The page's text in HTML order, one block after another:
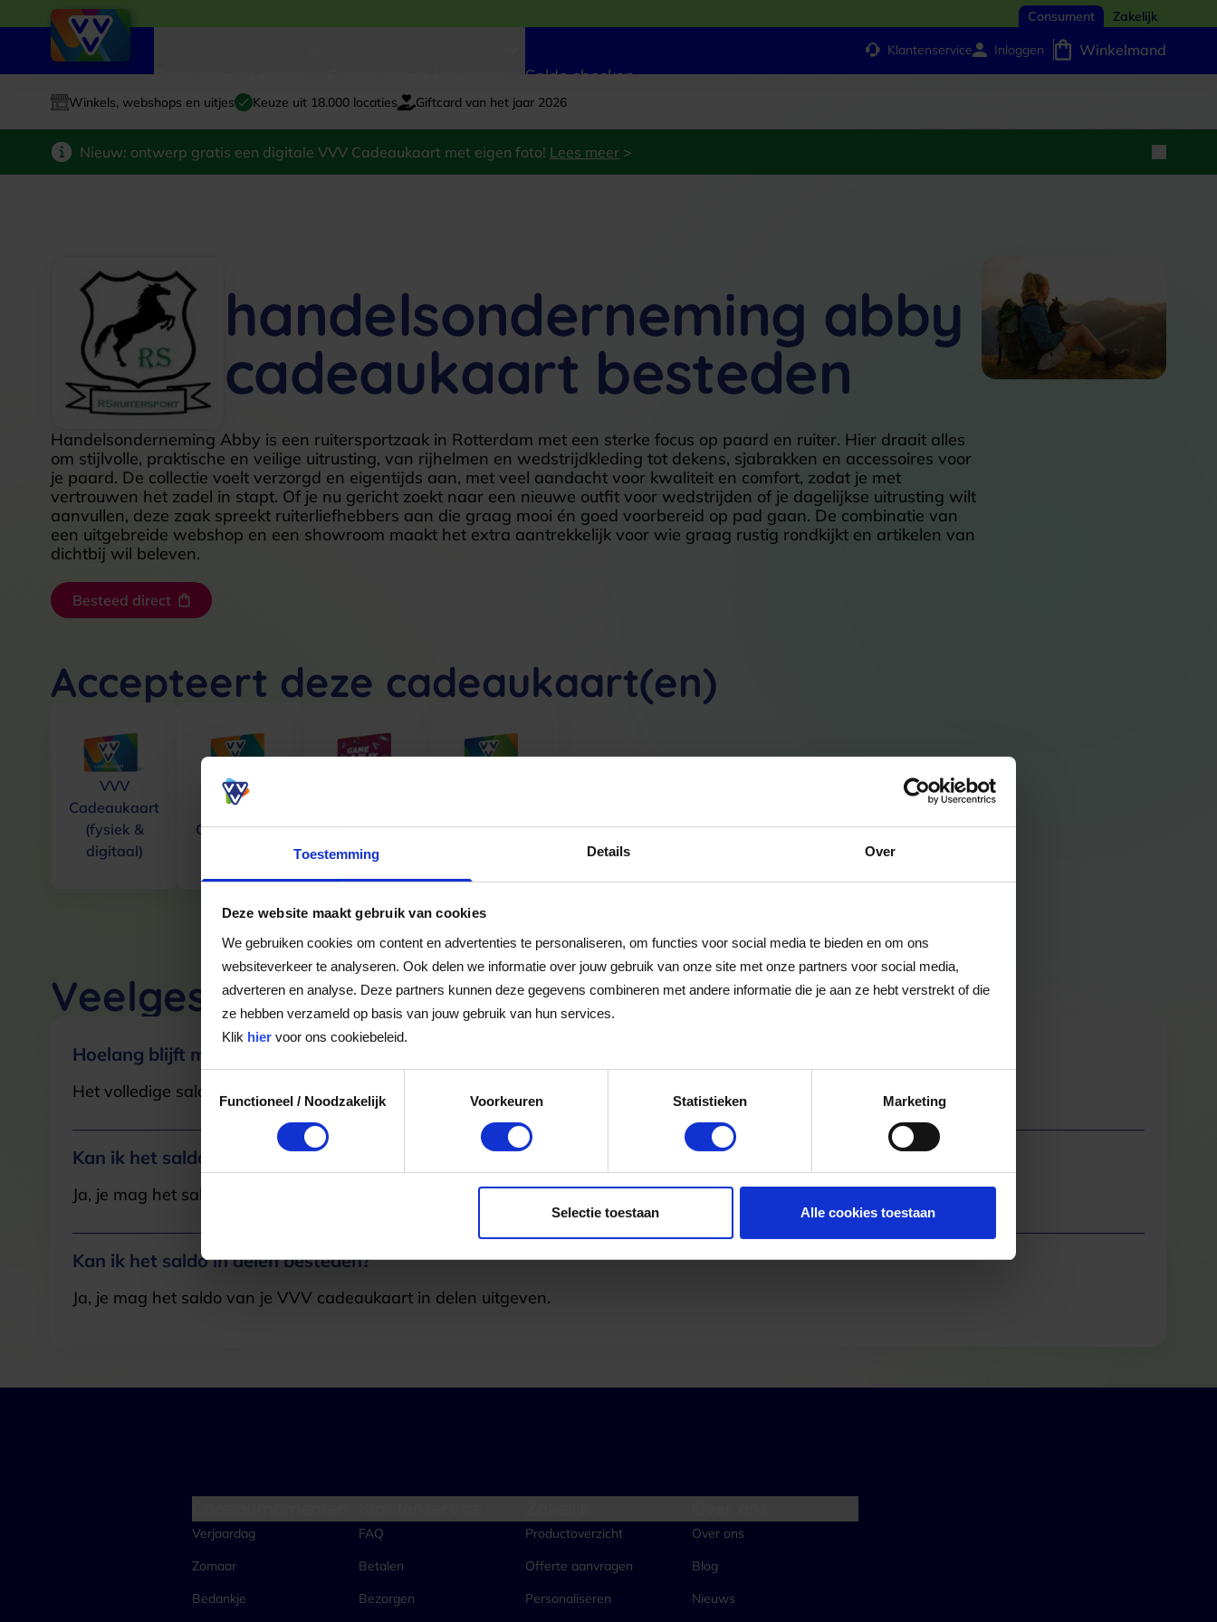
Toestemming Details Over
Deze website maakt gebruik van cookies
We gebruiken cookies om content en advertenties te personaliseren, om functies voor social media te bieden en om ons
websiteverkeer te analyseren. Ook delen we informatie over jouw gebruik van onze site met onze partners voor social media,
adverteren en analyse. Deze partners kunnen deze gegevens combineren met andere informatie die je aan ze hebt verstrekt of die
ze hebben verzameld op basis van jouw gebruik van hun services.
Klik hiervoor ons cookiebeleid.
Functioneel / Noodzakelijk
Voorkeuren Statistieken Marketing
Selectie toestaan Alle cookies toestaan
Consument Zakelijk
Saldo checken
Klantenservice Inloggen Winkelmand
Winkels, webshops en uitjes Keuze uit 18.000 locaties Giftcard van het jaar 2026
Nieuw: ontwerp gratis een digitale VVV Cadeaukaart met eigen foto! Lees meer >
handelsonderneming abby
cadeaukaart besteden
Handelsonderneming Abby is een ruitersportzaak in Rotterdam met een sterke focus op paard en ruiter. Hier draait alles
om stijlvolle, praktische en veilige uitrusting, van rijhelmen en wedstrijdkleding tot dekens, sjabrakken en accessoires voor
je paard. De collectie voelt verzorgd en eigentijds aan, met veel aandacht voor kwaliteit en comfort, zodat je met
vertrouwen het zadel in stapt. Of je nu gericht zoekt naar een nieuwe outfit voor wedstrijden of je dagelijkse uitrusting wilt
aanvullen, deze zaak spreekt ruiterliefhebbers aan die graag mooi én goed voorbereid op pad gaan. De combinatie van
een uitgebreide webshop en een showroom maakt het extra aantrekkelijk voor wie graag rustig rondkijkt en artikelen van
dichtbij wil beleven.
Besteed direct
Accepteert deze cadeaukaart(en)
VVV
Cadeaukaart
(fysiek &
digitaal)
VVV Lekker
& Weg
Cadeaukaart
Cadeaukaart
Cadeaukaart
Veelgestelde Vragen
Hoelang blijft mijn saldo geldig?
Het volledige saldo op de VVV cadeaukaart is minimaal drie jaar geldig.
Kan ik het saldo in delen besteden?
Ja, je mag het saldo van je VVV cadeaukaart in delen uitgeven.
Kan ik het saldo in delen besteden?
Ja, je mag het saldo van je VVV cadeaukaart in delen uitgeven.
Verjaardag
Zomaar
Bedankje
FAQ
Betalen
Bezorgen
Productoverzicht
Offerte aanvragen
Personaliseren
Over ons
Blog
Nieuws